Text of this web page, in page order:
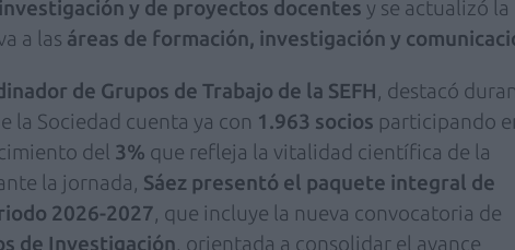
y de proyectos docentes y se actualizó la
a las áreas de formación, investigación y
de Grupos de Trabajo de la SEFH, destacó
la Sociedad cuenta ya con 1.963 socios participando
del 3% que refleja la vitalidad científica de la
la jornada, Sáez presentó el paquete integral de
2026-2027, que incluye la nueva convocatoria de
de Investigación, orientada a consolidar el avance